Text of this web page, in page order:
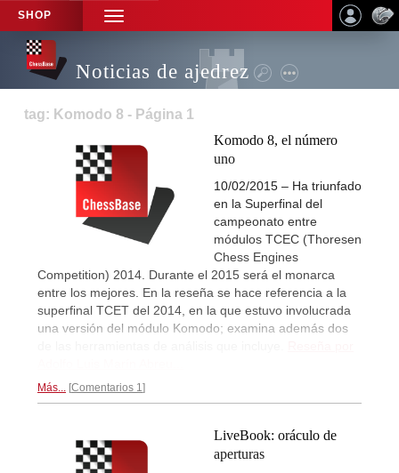
SHOP
TOGGLE
NAVIGATION
Noticias de ajedrez
tag: Komodo 8 - Página 1
Komodo 8, el número
uno
10/02/2015 – Ha triunfado
en la Superfinal del
campeonato entre
módulos TCEC (Thoresen
Chess Engines
Competition) 2014. Durante el 2015 será el monarca
entre los mejores. En la reseña se hace referencia a la
superfinal TCET del 2014, en la que estuvo involucrada
una versión del módulo Komodo; examina además dos
Más... Comentarios 1
LiveBook: oráculo de
aperturas